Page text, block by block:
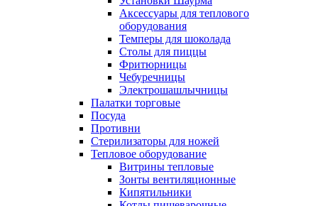
Аксессуары для теплового
оборудования
Темперы для шоколада
Столы для пиццы
Фритюрницы
Чебуречницы
Электрошашлычницы
Палатки торговые
Посуда
Противни
Стерилизаторы для ножей
Тепловое оборудование
Витрины тепловые
Зонты вентиляционные
Кипятильники